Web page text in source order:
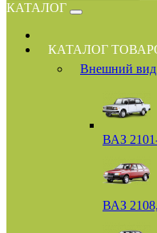
КАТАЛОГ
КАТАЛОГ
Внешний вид
ВАЗ
ВАЗ